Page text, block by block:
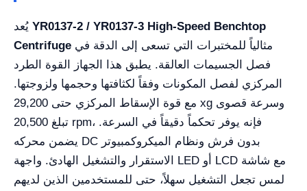
YR0137-2 / YR0137-3 High-Speed Benchtop
Centrifuge
فصل الجسيمات العالقة. يطبق هذا الجهاز القوة الطرد
المركزي لفصل المكونات وفقاً لكثافتها وحجمها ولزوجتها.
مع قوة الإسقاط المركزي حتى 29,200 xg وسرعة قصوى
تبلغ 20,500 rpm، فإنه يوفر تحكماً دقيقاً في السرعة.
يضمن محركه DC بدون فرش ونظام الميكروكمبيوتر
الاستقرار والتشغيل الهادئ. واجهة LED أو LCD مع شاشة
لمس تجعل التشغيل سهلاً، حتى للمستخدمين الذين لديهم